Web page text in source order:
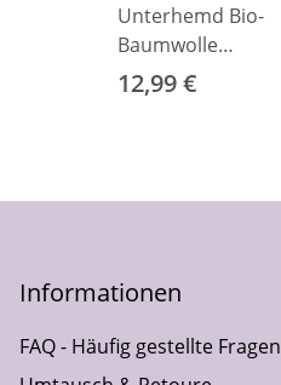
Unterhemd Bio-
Baumwolle
Blümchen
12,99 €
Informationen
FAQ - Häufig gestellte Fragen